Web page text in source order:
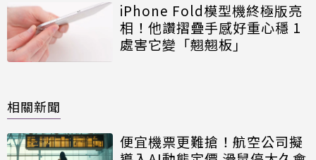
iPhone Fold模型機終極版亮
相！他讚摺疊手感好重心穩 1
處害它變「翹翹板」
相關新聞
便宜機票更難搶！航空公司擬